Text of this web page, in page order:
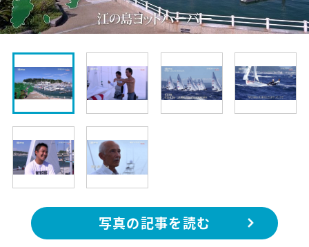
写真の記事を読む